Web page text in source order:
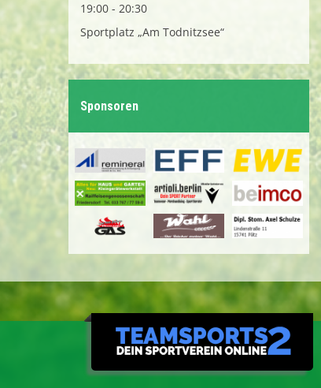
19:00 - 20:30
Sportplatz „Am Todnitzsee“
Sponsoren